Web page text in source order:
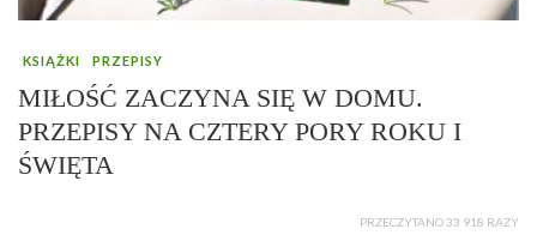
KSIĄŻKI PRZEPISY
MIŁOŚĆ ZACZYNA SIĘ W DOMU.
PRZEPISY NA CZTERY PORY ROKU I
ŚWIĘTA
PRZECZYTANO 33 918 RAZY